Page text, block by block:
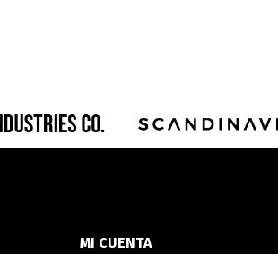
MI CUENTA